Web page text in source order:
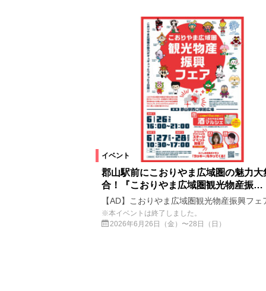
イベント
郡山駅前にこおりやま広域圏の魅力大
合！『こおりやま広域圏観光物産振…
【AD】こおりやま広域圏観光物産振興フェ
※本イベントは終了しました。
2026年6月26日（金）〜28日（日）